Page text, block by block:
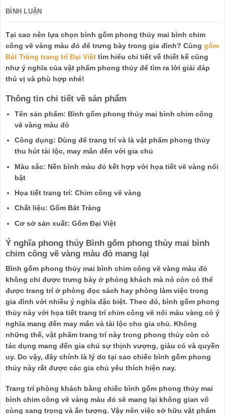
BÌNH LUẬN
Tại sao nên lựa chọn bình gốm phong thủy mai bình chim
công vẽ vàng màu đỏ để trưng bày trong gia đình? Cùng gốm
Bát Tràng trang trí Đại Việt tìm hiểu chi tiết về thiết kế cũng
như ý nghĩa của vật phẩm phong thủy để tìm ra lời giải đáp
thú vị và phù hợp nhé!
Thông tin chi tiết về sản phẩm
Tên sản phẩm: Bình gốm phong thủy mai bình chim công
vẽ vàng màu đỏ
Công dụng: Dùng để trang trí và là vật phẩm phong thủy
thu hút tài lộc, may mắn đến với gia chủ
Màu sắc: Nền bình màu đỏ kết hợp với họa tiết vẽ vàng nổi
bật
Họa tiết trang trí: Chim công vẽ vàng
Chất liệu: Gốm Bát Tràng
Cơ sở sản xuất: Gốm Đại Việt
Ý nghĩa phong thủy Bình gốm phong thủy mai bình
chim công vẽ vàng màu đỏ mang lại
Bình gốm phong thủy mai bình chim công vẽ vàng màu đỏ
không chỉ được trưng bày ở phòng khách mà nó còn có thể
được trang trí ở phòng đọc sách hay phòng làm việc trong
gia đình với nhiều ý nghĩa đặc biệt. Theo đó, bình gốm phong
thủy này với họa tiết trang trí chim công vẽ nổi màu vàng có ý
nghĩa mang đến may mắn và tài lộc cho gia chủ. Không
những thế, vật phẩm trang trí này trong phong thủy còn có
tác dụng mang đến gia chủ sự thịnh vượng, giàu có và quyền
uy. Do vậy, đây chính là lý do tại sao chiếc bình gốm phong
thủy này rất được các gia chủ yêu thích hiện nay.
Trang trí phòng khách bằng chiếc bình gốm phong thủy mai
bình chim công vẽ vàng màu đỏ sẽ mang lại không gian vô
cùng sang trọng và ấn tượng. Vậy nên việc sở hữu vật phẩm